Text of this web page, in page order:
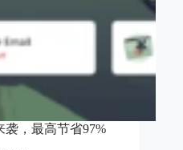
袭，最高节省97%